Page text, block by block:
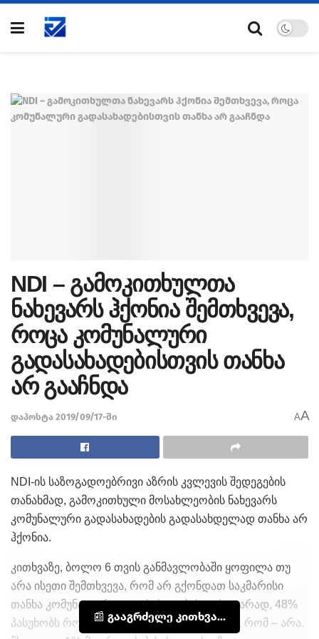
NDI – გამოკითხულთა
ნახევარს ჰქონია შემთხვევა,
როცა კომუნალური
გადასახადებისთვის თანხა
არ გააჩნდა
დაპოსტა 2019/09/17-ში AA
NDI-ის საზოგადოებრივი აზრის კვლევის შედეგების
თანახმად, გამოკითხული მოსახლეობის ნახევარს
კომუნალური გადასახადების გადასახდელად თანხა არ
ჰქონია.
კითხვაზე, ბოლო 6 თვის განმავლობაში ყოფილა თუ
არა ისეთი შემთხვევა, რომ არ გქონდათ საკმარისი
თანხა კომუნალური გადასახადების დასაფარად, 48%
პასუხობს რომ ჰქონია, ხოლო 51 % ამბობს, რომ – არა.
📰 გააგრძელე კითხვა...